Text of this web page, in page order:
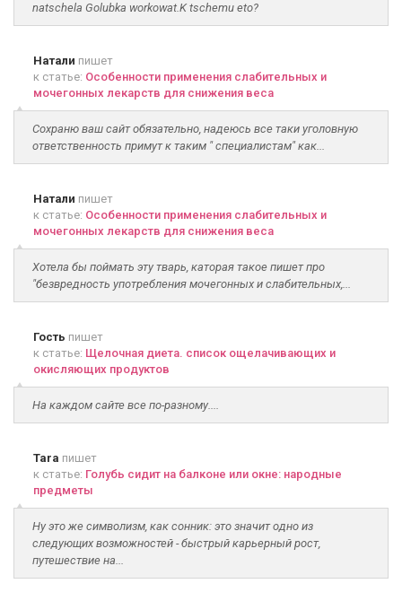
natschela Golubka workowat.K tschemu eto?
Натали пишет
к статье: Особенности применения слабительных и
мочегонных лекарств для снижения веса
Сохраню ваш сайт обязательно, надеюсь все таки уголовную
ответственность примут к таким " специалистам" как...
Натали пишет
к статье: Особенности применения слабительных и
мочегонных лекарств для снижения веса
Хотела бы поймать эту тварь, каторая такое пишет про
"безвредность употребления мочегонных и слабительных,...
Гость пишет
к статье: Щелочная диета. список ощелачивающих и
окисляющих продуктов
На каждом сайте все по-разному....
Tara пишет
к статье: Голубь сидит на балконе или окне: народные
предметы
Ну это же символизм, как сонник: это значит одно из
следующих возможностей - быстрый карьерный рост,
путешествие на...